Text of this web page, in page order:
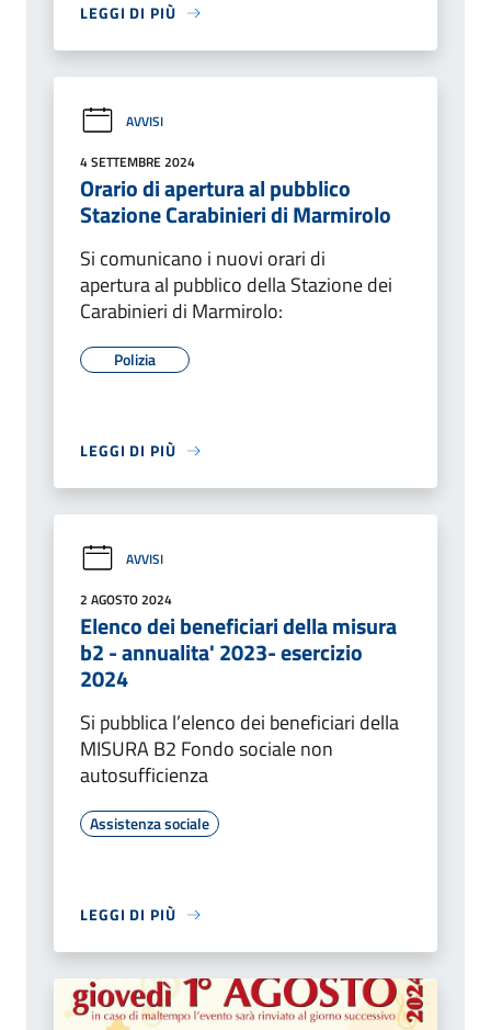
LEGGI DI PIÙ
AVVISI
4 SETTEMBRE 2024
Orario di apertura al pubblico
Stazione Carabinieri di Marmirolo
Si comunicano i nuovi orari di
apertura al pubblico della Stazione dei
Carabinieri di Marmirolo:
Polizia
LEGGI DI PIÙ
AVVISI
2 AGOSTO 2024
Elenco dei beneficiari della misura
b2 - annualita' 2023- esercizio
2024
Si pubblica l’elenco dei beneficiari della
MISURA B2 Fondo sociale non
autosufficienza
Assistenza sociale
LEGGI DI PIÙ